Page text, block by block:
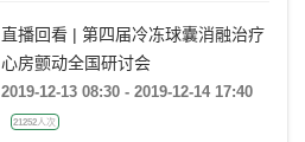
直播回看 | 第四届冷冻球囊消融治疗
心房颤动全国研讨会
2019-12-13 08:30 - 2019-12-14 17:40
21252人次